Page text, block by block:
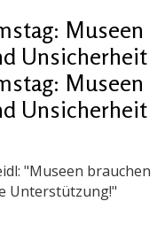
Museen
Unsicherheit
Museen
Unsicherheit
"Museen brauchen
Unterstützung!"